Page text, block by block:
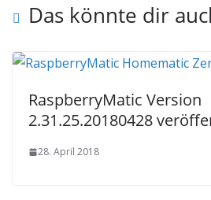
Das könnte dir
RaspberryMatic Version
2.31.25.20180428
28. April 2018